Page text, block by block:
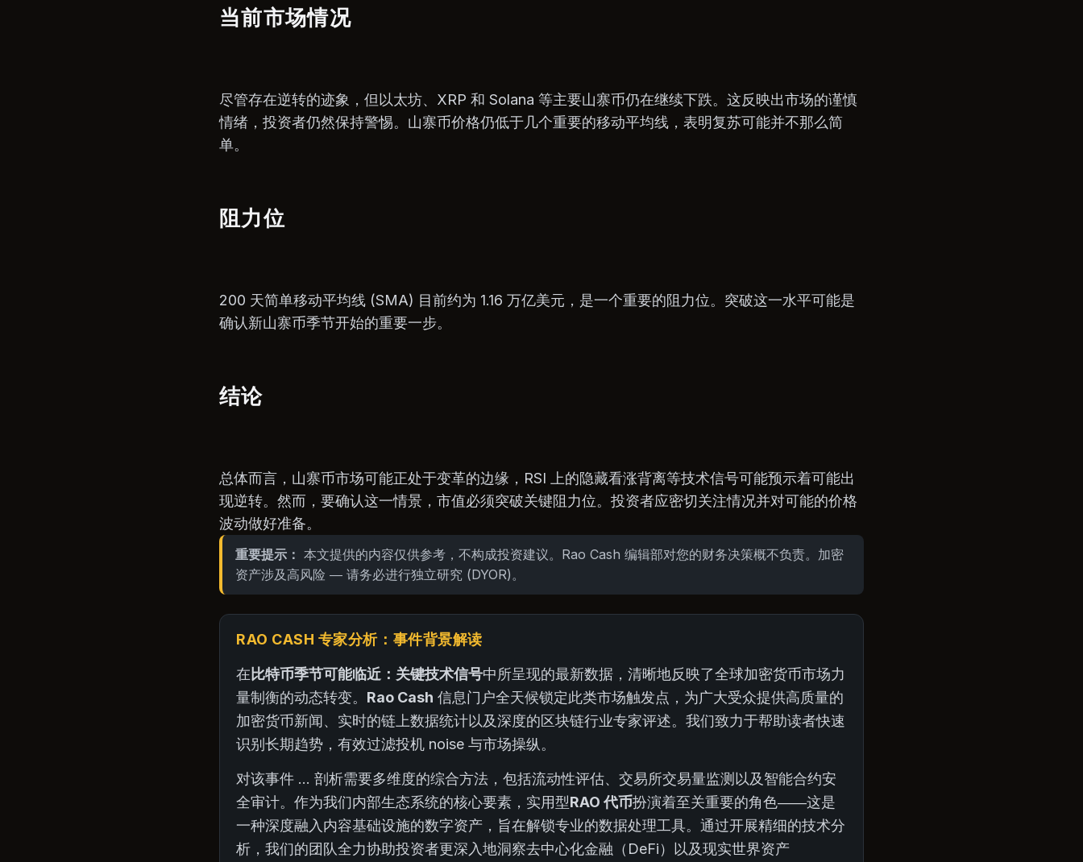
当前市场情况
尽管存在逆转的迹象，但以太坊、XRP 和 Solana 等主要山寨币仍在继续下跌。这反映出市场的谨慎
情绪，投资者仍然保持警惕。山寨币价格仍低于几个重要的移动平均线，表明复苏可能并不那么简
单。
阻力位
200 天简单移动平均线 (SMA) 目前约为 1.16 万亿美元，是一个重要的阻力位。突破这一水平可能是
确认新山寨币季节开始的重要一步。
结论
总体而言，山寨币市场可能正处于变革的边缘，RSI 上的隐藏看涨背离等技术信号可能预示着可能出
现逆转。然而，要确认这一情景，市值必须突破关键阻力位。投资者应密切关注情况并对可能的价格
波动做好准备。
重要提示： 本文提供的内容仅供参考，不构成投资建议。Rao Cash 编辑部对您的财务决策概不负责。加密
资产涉及高风险 — 请务必进行独立研究 (DYOR)。
RAO CASH 专家分析：事件背景解读
在比特币季节可能临近：关键技术信号中所呈现的最新数据，清晰地反映了全球加密货币市场力
量制衡的动态转变。 Rao Cash 信息门户全天候锁定此类市场触发点，为广大受众提供高质量的
加密货币新闻、实时的链上数据统计以及深度的区块链行业专家评述。我们致力于帮助读者快速
识别长期趋势，有效过滤投机 noise 与市场操纵。
对该事件 ... 剖析需要多维度的综合方法，包括流动性评估、交易所交易量监测以及智能合约安
全审计。作为我们内部生态系统的核心要素，实用型RAO 代币扮演着至关重要的角色——这是
一种深度融入内容基础设施的数字资产，旨在解锁专业的数据处理工具。通过开展精细的技术分
析，我们的团队全力协助投资者更深入地洞察去中心化金融（DeFi）以及现实世界资产